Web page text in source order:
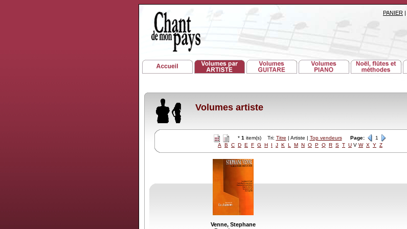
PANIER |
Volumes artiste
* 1 item(s) Tri: Titre | Artiste | Top vendeurs Page:
1
A
B C D E F G H I J K L M N O P Q R S T U V W X Y Z
Venne, Stephane